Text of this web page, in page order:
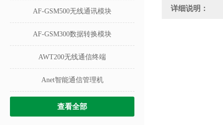
AF-GSM500无线通讯模块
AF-GSM300数据转换模块
AWT200无线通信终端
Anet智能通信管理机
查看全部
详细说明：